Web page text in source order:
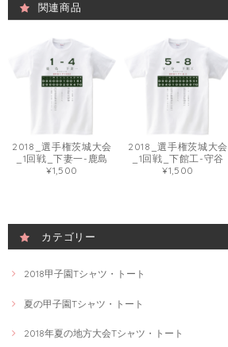
関連商品
2018_選手権茨城大会
_1回戦_下妻一-鹿島
¥1,500
2018_選手権茨城大会
_1回戦_下館工-守谷
¥1,500
カテゴリー
2018甲子園Tシャツ・トート
夏の甲子園Tシャツ・トート
2018年夏の地方大会Tシャツ・トート